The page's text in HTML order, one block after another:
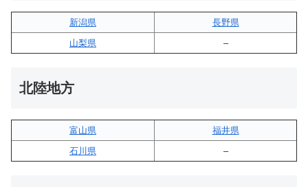
新潟県
長野県
山梨県
–
北陸地方
富山県
福井県
石川県
–